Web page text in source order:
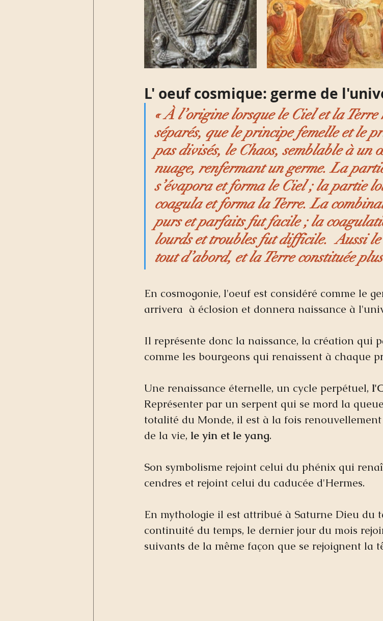
L' oeuf cosmique: germe de
« À l’origine lorsque le Ciel et la Terre
séparés, que le principe femelle et le
pas divisés, le Chaos, semblable à un
nuage, renfermant un germe. La
s’évapora et forma le Ciel ; la partie
coagula et forma la Terre. La
purs et parfaits fut facile ; la
lourds et troubles fut difficile.  Aussi
tout d’abord, et la Terre constituée
En cosmogonie, l'oeuf est considéré comme le
arrivera  à éclosion et donnera naissance à
Il représente donc la naissance, la création qui
comme les bourgeons qui renaissent à chaque
Une renaissance éternelle, un cycle perpétuel,
Représenter par un serpent qui se mord la
totalité du Monde, il est à la fois
de la vie, le yin et le yang.
Son symbolisme rejoint celui du phénix qui
cendres et rejoint celui du caducée d'Hermes.
En mythologie il est attribué à Saturne Dieu du
continuité du temps, le dernier jour du mois
suivants de la même façon que se rejoignent la